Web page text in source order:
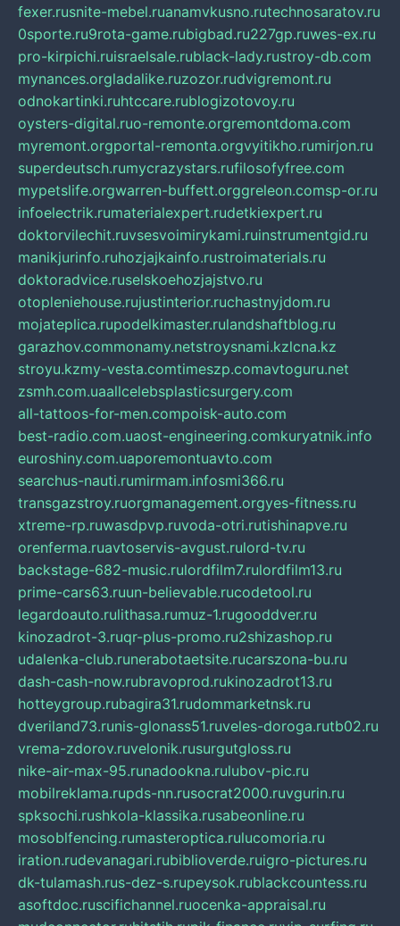
fexer.rusnite-mebel.ruanamvkusno.rutechnosaratov.ru
0sporte.ru9rota-game.rubigbad.ru227gp.ruwes-ex.ru
pro-kirpichi.ruisraelsale.rublack-lady.rustroy-db.com
mynances.orgladalike.ruzozor.rudvigremont.ru
odnokartinki.ruhtccare.rublogizotovoy.ru
oysters-digital.ruo-remonte.orgremontdoma.com
myremont.orgportal-remonta.orgvyitikho.rumirjon.ru
superdeutsch.rumycrazystars.rufilosofyfree.com
mypetslife.orgwarren-buffett.orggreleon.comsp-or.ru
infoelectrik.rumaterialexpert.rudetkiexpert.ru
doktorvilechit.ruvsesvoimirykami.ruinstrumentgid.ru
manikjurinfo.ruhozjajkainfo.rustroimaterials.ru
doktoradvice.ruselskoehozjajstvo.ru
otopleniehouse.rujustinterior.ruchastnyjdom.ru
mojateplica.rupodelkimaster.rulandshaftblog.ru
garazhov.commonamy.netstroysnami.kzlcna.kz
stroyu.kzmy-vesta.comtimeszp.comavtoguru.net
zsmh.com.uaallcelebsplasticsurgery.com
all-tattoos-for-men.compoisk-auto.com
best-radio.com.uaost-engineering.comkuryatnik.info
euroshiny.com.uaporemontuavto.com
searchus-nauti.rumirmam.infosmi366.ru
transgazstroy.ruorgmanagement.orgyes-fitness.ru
xtreme-rp.ruwasdpvp.ruvoda-otri.rutishinapve.ru
orenferma.ruavtoservis-avgust.rulord-tv.ru
backstage-682-music.rulordfilm7.rulordfilm13.ru
prime-cars63.ruun-believable.rucodetool.ru
legardoauto.rulithasa.rumuz-1.rugooddver.ru
kinozadrot-3.ruqr-plus-promo.ru2shizashop.ru
udalenka-club.runerabotaetsite.rucarszona-bu.ru
dash-cash-now.rubravoprod.rukinozadrot13.ru
hotteygroup.rubagira31.rudommarketnsk.ru
dveriland73.runis-glonass51.ruveles-doroga.rutb02.ru
vrema-zdorov.ruvelonik.rusurgutgloss.ru
nike-air-max-95.runadookna.rulubov-pic.ru
mobilreklama.rupds-nn.rusocrat2000.ruvgurin.ru
spksochi.rushkola-klassika.rusabeonline.ru
mosoblfencing.rumasteroptica.rulucomoria.ru
iration.rudevanagari.rubiblioverde.ruigro-pictures.ru
dk-tulamash.rus-dez-s.rupeysok.rublackcountess.ru
asoftdoc.ruscifichannel.ruocenka-appraisal.ru